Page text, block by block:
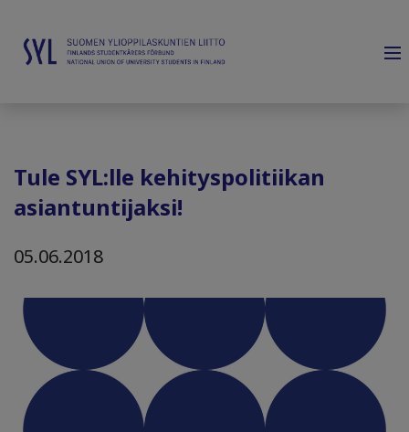
Tule SYL:lle kehityspolitiikan
asiantuntijaksi!
05.06.2018